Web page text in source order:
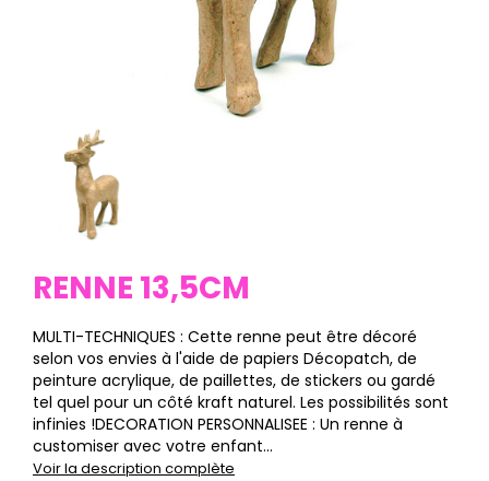
RENNE 13,5CM
MULTI-TECHNIQUES : Cette renne peut être décoré
selon vos envies à l'aide de papiers Décopatch, de
peinture acrylique, de paillettes, de stickers ou gardé
tel quel pour un côté kraft naturel. Les possibilités sont
infinies !DECORATION PERSONNALISEE : Un renne à
customiser avec votre enfant...
Voir la description complète